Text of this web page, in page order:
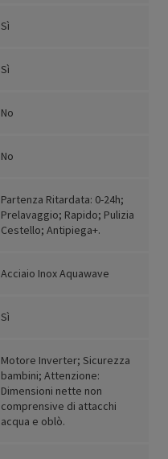
Sì
Sì
No
No
Partenza Ritardata: 0-24h;
Prelavaggio; Rapido; Pulizia
Cestello; Antipiega+.
Acciaio Inox Aquawave
Sì
Motore Inverter; Sicurezza
bambini; Attenzione:
Dimensioni nette non
comprensive di attacchi
acqua e oblò.